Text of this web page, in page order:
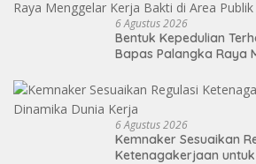
6 Agustus 2026
Bentuk Kepedulian
Bapas Palangka Raya
6 Agustus 2026
Kemnaker Sesuaikan
Ketenagakerjaan